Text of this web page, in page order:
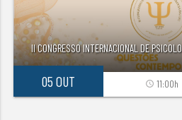
II CONGRESSO INTERNACIONAL DE
05 OUT access_time 11:00h